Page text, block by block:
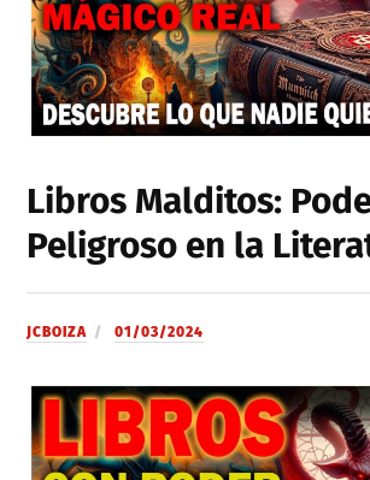
Libros Malditos:
Peligroso en la
JCBOIZA 01/03/2024